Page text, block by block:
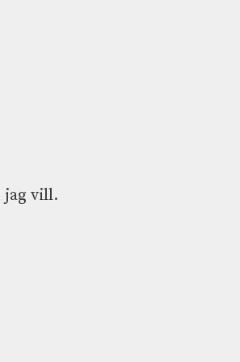
jag vill.